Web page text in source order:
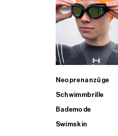
Neoprenanzüge
Schwimmbrille
Bademode
Swimskin